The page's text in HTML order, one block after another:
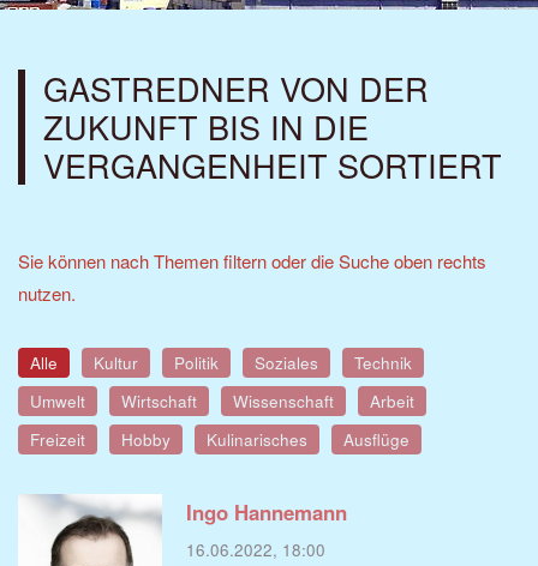
GASTREDNER VON DER
ZUKUNFT BIS IN DIE
VERGANGENHEIT SORTIERT
Sie können nach Themen filtern oder die Suche oben rechts
nutzen.
Alle Kultur Politik Soziales
Technik
Umwelt
Wirtschaft Wissenschaft
Arbeit
Freizeit
Hobby Kulinarisches Ausflüge
Ingo Hannemann
16.06.2022, 18:00